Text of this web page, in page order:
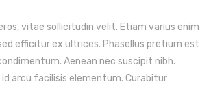
vitae sollicitudin velit. Etiam varius enim
efficitur ex ultrices. Phasellus pretium est
Aenean nec suscipit nibh.
id arcu facilisis elementum. Curabitur